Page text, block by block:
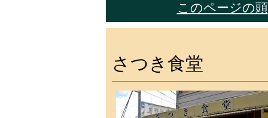
このページの頭
さつき食堂